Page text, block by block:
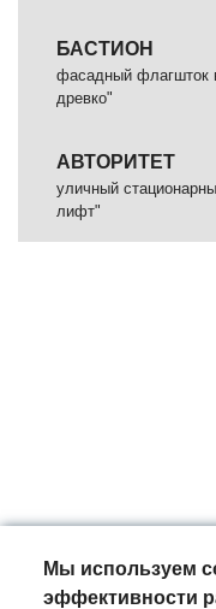
БАСТИОН
фасадный флагшток
древко"
АВТОРИТЕТ
уличный
лифт"
Мы используем
эффективности